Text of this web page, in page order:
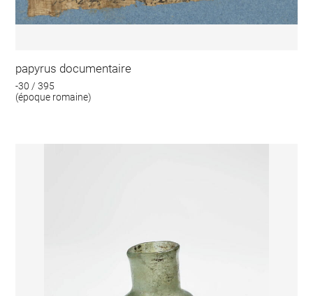
papyrus documentaire
-30 / 395
(époque romaine)